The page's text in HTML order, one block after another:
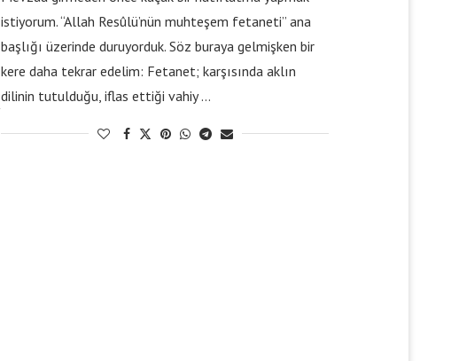
istiyorum. “Allah Resûlü’nün muhteşem fetaneti” ana
başlığı üzerinde duruyorduk. Söz buraya gelmişken bir
kere daha tekrar edelim: Fetanet; karşısında aklın
dilinin tutulduğu, iflas ettiği vahiy …